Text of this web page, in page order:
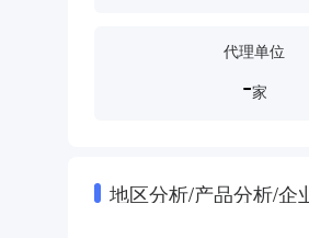
代理单位
-家
地区分析/产品分析/企